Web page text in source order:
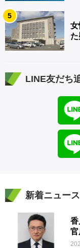
5
女
LINE友だち
新着ニュース
官